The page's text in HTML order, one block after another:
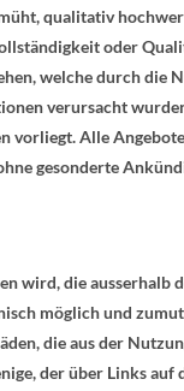
qualitativ
oder
welche durch
verursacht
vorliegt. Alle
gesonderte
wird, die
möglich und
die aus der
der über Links